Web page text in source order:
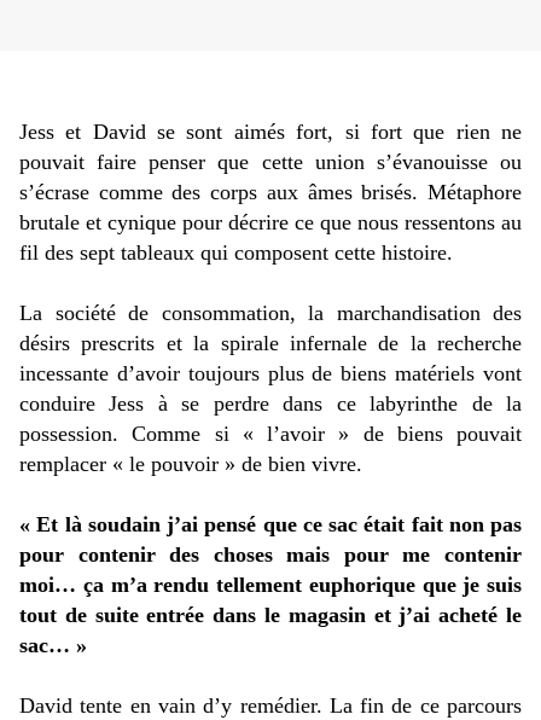
Jess et David se sont aimés fort, si fort que rien ne
pouvait faire penser que cette union s’évanouisse ou
s’écrase comme des corps aux âmes brisés. Métaphore
brutale et cynique pour décrire ce que nous ressentons au
fil des sept tableaux qui composent cette histoire.
La société de consommation, la marchandisation des
désirs prescrits et la spirale infernale de la recherche
incessante d’avoir toujours plus de biens matériels vont
conduire Jess à se perdre dans ce labyrinthe de la
possession. Comme si « l’avoir » de biens pouvait
remplacer « le pouvoir » de bien vivre.
« Et là soudain j’ai pensé que ce sac était fait non pas
pour contenir des choses mais pour me contenir
moi… ça m’a rendu tellement euphorique que je suis
tout de suite entrée dans le magasin et j’ai acheté le
sac… »
David tente en vain d’y remédier. La fin de ce parcours